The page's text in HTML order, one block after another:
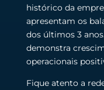
histórico da
apresentam os
dos últimos 3
demonstra
operacionais
Fique atento a